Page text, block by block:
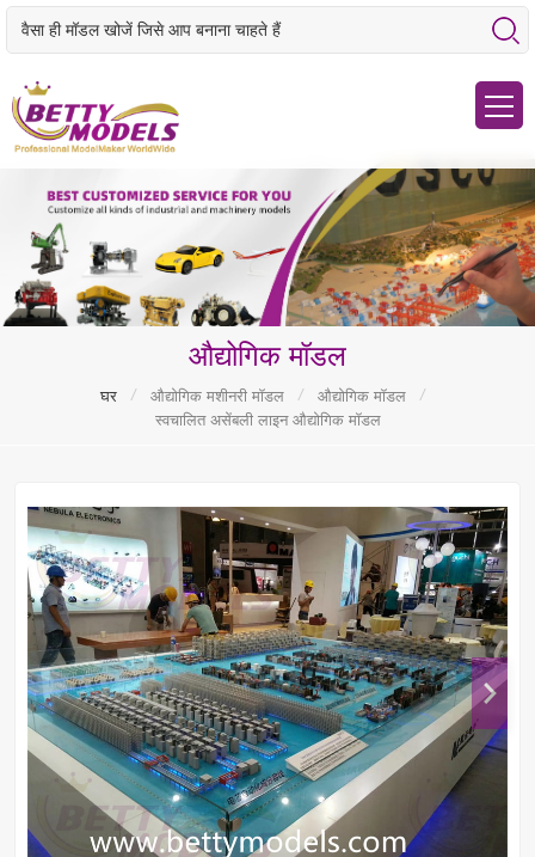
औद्योगिक मॉडल
घर / औद्योगिक मशीनरी मॉडल / औद्योगिक मॉडल
/
स्वचालित असेंबली लाइन औद्योगिक मॉडल